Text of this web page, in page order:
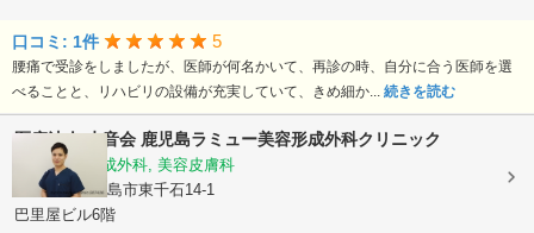
口コミ: 1件 5
腰痛で受診をしましたが、医師が何名かいて、再診の時、自分に合う医師を選
べることと、リハビリの設備が充実していて、きめ細か... 続きを読む
医療法人 水音会 鹿児島ラミュー美容形成外科クリニック
美容外科, 形成外科, 美容皮膚科
鹿児島県鹿児島市東千石14-1
巴里屋ビル6階